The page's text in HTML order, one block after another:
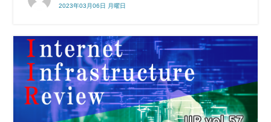
2023年03月06日 月曜日